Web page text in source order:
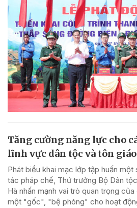
Tăng cường năng lực cho
lĩnh vực dân tộc và tôn giáo
Phát biểu khai mạc lớp tập huấn
tác pháp chế, Thứ trưởng Bộ Dân
Hà nhấn mạnh vai trò quan trọng
một "gốc", "bệ phóng" cho hoạt